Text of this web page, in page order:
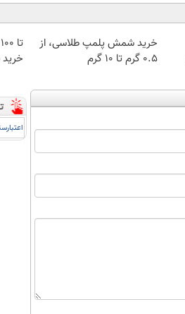
خرید شمش پلمپ طلاسی، از
۰.۵ گرم تا ۱۰ گرم